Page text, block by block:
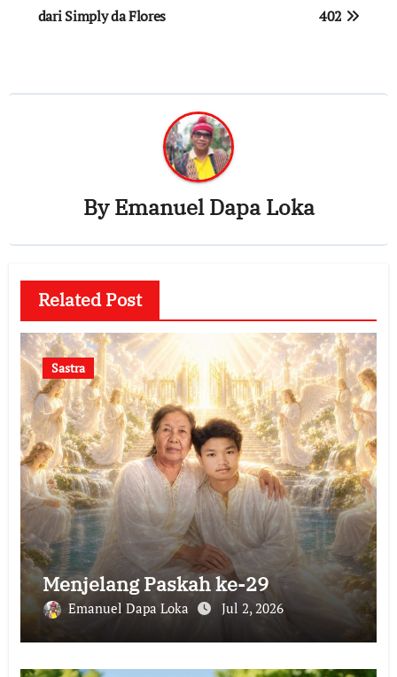
dari Simply da Flores
402
ByEmanuel Dapa Loka
Related Post
Sastra
Menjelang Paskah ke-29
Emanuel Dapa Loka Jul 2, 2026